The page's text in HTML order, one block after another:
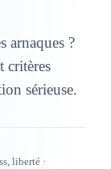
arnaques ?
critères
sérieuse.
liberté ·